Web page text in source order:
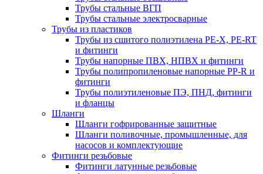
Трубы стальные ВГП
Трубы стальные электросварные
Трубы из пластиков
Трубы из сшитого полиэтилена PE-X, PE-RT
и фитинги
Трубы напорные ПВХ, НПВХ и фитинги
Трубы полипропиленовые напорные PP-R и
фитинги
Трубы полиэтиленовые ПЭ, ПНД, фитинги
и фланцы
Шланги
Шланги гофрированные защитные
Шланги поливочные, промышленные, для
насосов и комплектующие
Фитинги резьбовые
Фитинги латунные резьбовые